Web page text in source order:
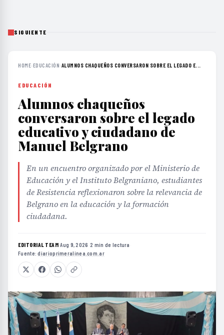
SIGUIENTE
HOME›EDUCACIÓN›ALUMNOS CHAQUEÑOS CONVERSARON SOBRE EL LEGADO E...
EDUCACIÓN
Alumnos chaqueños
conversaron sobre el legado
educativo y ciudadano de
Manuel Belgrano
En un encuentro organizado por el Ministerio de
Educación y el Instituto Belgraniano, estudiantes
de Resistencia reflexionaron sobre la relevancia de
Belgrano en la educación y la formación
ciudadana.
EDITORIAL TEAM·Aug 9, 2026 ·2 min de lectura ·
Fuente:diarioprimeralinea.com.ar